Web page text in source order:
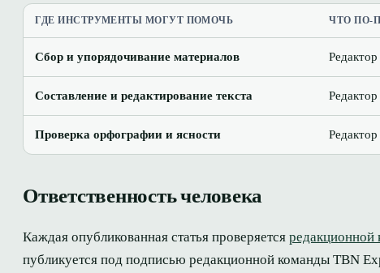
ГДЕ ИНСТРУМЕНТЫ МОГУТ ПОМОЧЬ ЧТО ПО-
Сбор и упорядочивание материалов
Составление и редактирование текста
Проверка орфографии и ясности
Ответственность человека
Каждая опубликованная статья проверяется редакционной
публикуется под подписью редакционной команды TBN